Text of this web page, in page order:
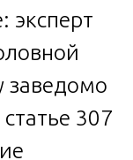
эксперт
заведомо
307